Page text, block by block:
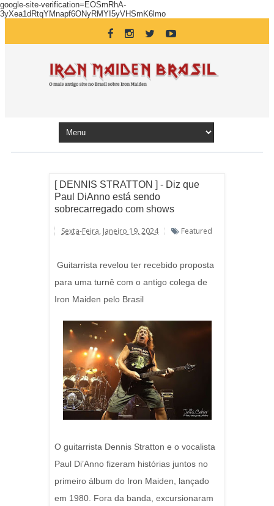
google-site-verification=EOSmRhA-
3yXea1dRtqYMnapf6ONyRMYI5yVHSmK6lmo
[ DENNIS STRATTON ] - Diz que
Paul DiAnno está sendo
sobrecarregado com shows
Sexta-Feira, Janeiro 19, 2024 Featured
Guitarrista revelou ter recebido proposta
para uma turnê com o antigo colega de
Iron Maiden pelo Brasil
O guitarrista Dennis Stratton e o vocalista
Paul Di’Anno fizeram histórias juntos no
primeiro álbum do Iron Maiden, lançado
em 1980. Fora da banda, excursionaram